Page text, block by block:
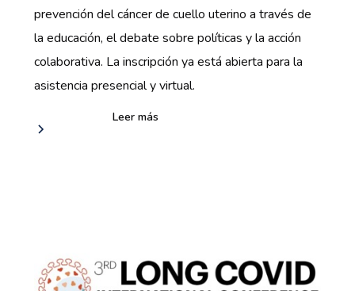
prevención del cáncer de cuello uterino a través de
la educación, el debate sobre políticas y la acción
colaborativa. La inscripción ya está abierta para la
asistencia presencial y virtual.
Leer más